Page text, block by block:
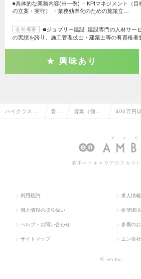
◾️具体的な業務内容(※一例) ・KPIマネジメント（
の立案・実行） ・業務効率化のための施策立…
会社概要
■ジョブリー建設 建設専門の人材サー
の実績を誇り、施工管理技士・建築士等の有資格者
興味あり
ハイクラス求 営業 営業（個人 400万円
若手ハイキャリアのスカウ
利用規約 求人情
個人情報の取り扱い 推奨環境
ヘルプ・お問い合わせ 参画の
サイトマップ エン会
© en Inc.